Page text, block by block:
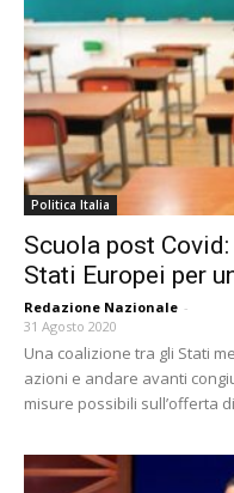
Politica Italia
Scuola post
Stati Europei per
Redazione Nazionale -
31 Agosto 2020
Una coalizione tra gli Stati
azioni e andare avanti
misure possibili sull’offerta